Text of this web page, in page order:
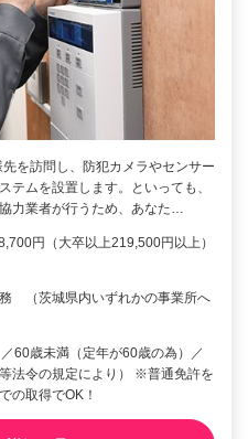
を訪問し、防犯カメラやセンサー
テムを設置します。といっても、
力業者が行うため、あなた…
円（大卒以上219,500円以上）
（茨城県内いずれかの事業所へ
60歳未満（定年が60歳の為）／
法令の規定により） ※普通免許を
の取得でOK！